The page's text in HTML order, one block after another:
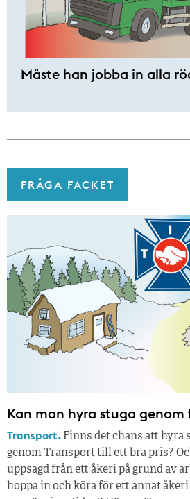
Måste han jobba in alla
FRÅGA FACKET
Kan man hyra stuga genom
Transport. Finns det chans att hyra
genom Transport till ett bra pris?
uppsagd från ett åkeri på grund av
hoppa in och köra för ett annat